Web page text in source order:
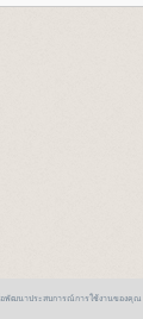
อพัฒนาประสบการณ์การใช้งานของคุณ